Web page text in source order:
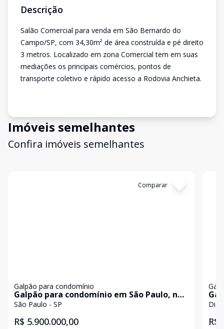
Descrição
Salão Comercial para venda em São Bernardo do
Campo/SP, com 34,30m² de área construída e pé direito
3 metros. Localizado em zona Comercial tem em suas
mediações os principais comércios, pontos de
transporte coletivo e rápido acesso a Rodovia Anchieta.
Imóveis semelhantes
Confira imóveis semelhantes
Comparar
Galpão para condomínio
Galpão para condomínio em São Paulo, no
bairro Santana, à venda.
São Paulo - SP
R$ 5.900.000,00 R$